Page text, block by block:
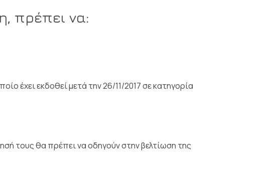
πρέπει να:
έχει εκδοθεί μετά την 26/11/2017 σε κατηγορία
τους θα πρέπει να οδηγούν στην βελτίωση της